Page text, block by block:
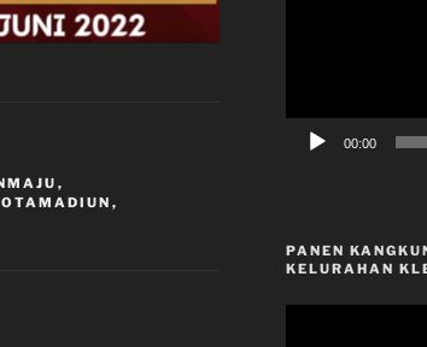
,
,
00:00
PANEN
KELURAHAN